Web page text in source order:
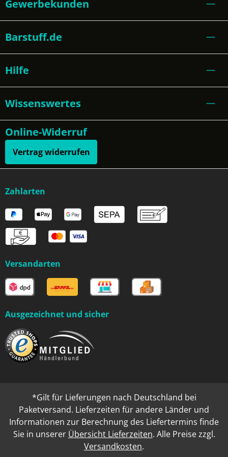
Gewerbekunden
Barstuff.de
Hilfe
Wissenswertes
Online-Widerruf
Vertrag widerrufen
Zahlarten
Versandarten
Ausgezeichnet und sicher
*Gilt für Lieferungen nach Deutschland bei
Paketversand. Lieferzeiten für andere Länder und
Informationen zur Berechnung des Liefertermins finde
Sie in unserer Übersicht Lieferzeiten. Alle Preise zzgl.
Versandkosten.